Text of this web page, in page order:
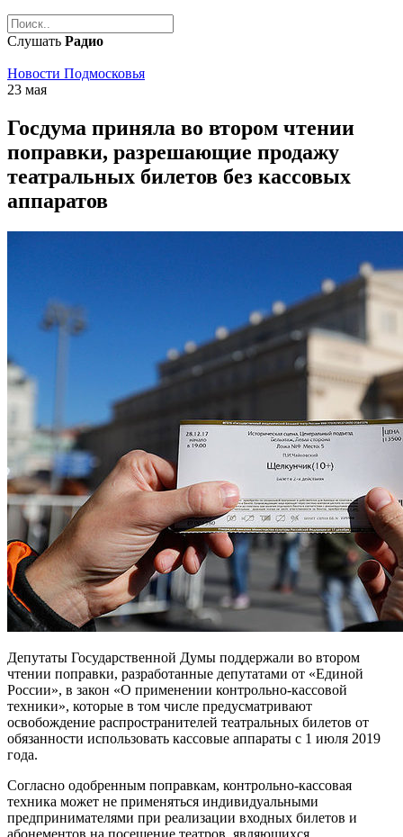
Слушать Радио
Новости Подмосковья
23 мая
Госдума приняла во втором чтении
поправки, разрешающие продажу
театральных билетов без кассовых
аппаратов
Депутаты Государственной Думы поддержали во втором
чтении поправки, разработанные депутатами от «Единой
России», в закон «О применении контрольно-кассовой
техники», которые в том числе предусматривают
освобождение распространителей театральных билетов от
обязанности использовать кассовые аппараты с 1 июля 2019
года.
Согласно одобренным поправкам, контрольно-кассовая
техника может не применяться индивидуальными
предпринимателями при реализации входных билетов и
абонементов на посещение театров, являющихся